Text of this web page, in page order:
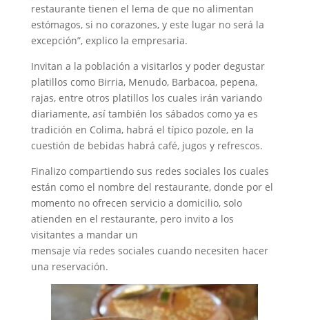
restaurante tienen el lema de que no alimentan
estómagos, si no corazones, y este lugar no será la
excepción”, explico la empresaria.
Invitan a la población a visitarlos y poder degustar
platillos como Birria, Menudo, Barbacoa, pepena,
rajas, entre otros platillos los cuales irán variando
diariamente, así también los sábados como ya es
tradición en Colima, habrá el típico pozole, en la
cuestión de bebidas habrá café, jugos y refrescos.
Finalizo compartiendo sus redes sociales los cuales
están como el nombre del restaurante, donde por el
momento no ofrecen servicio a domicilio, solo
atienden en el restaurante, pero invito a los
visitantes a mandar un
mensaje vía redes sociales cuando necesiten hacer
una reservación.